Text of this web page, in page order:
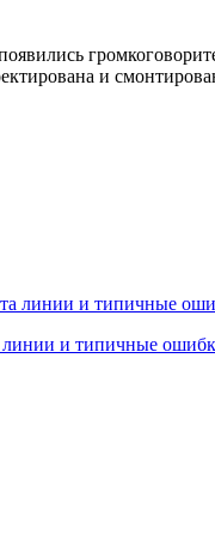
и
линии и типичные